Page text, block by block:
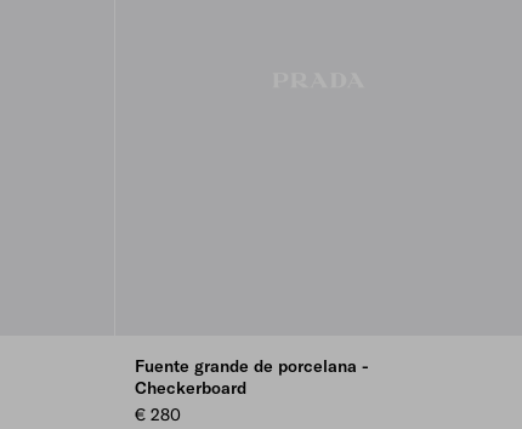
Fuente grande de porcelana -
Checkerboard
€ 280